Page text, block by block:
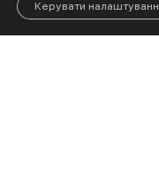
Мультимедіа
Керувати